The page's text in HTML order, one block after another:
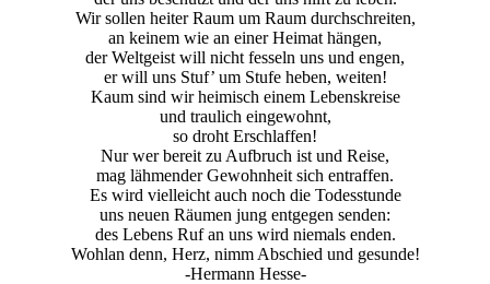
Wir sollen heiter Raum um Raum durchschreiten,
an keinem wie an einer Heimat hängen,
der Weltgeist will nicht fesseln uns und engen,
er will uns Stuf’ um Stufe heben, weiten!
Kaum sind wir heimisch einem Lebenskreise
und traulich eingewohnt,
so droht Erschlaffen!
Nur wer bereit zu Aufbruch ist und Reise,
mag lähmender Gewohnheit sich entraffen.
Es wird vielleicht auch noch die Todesstunde
uns neuen Räumen jung entgegen senden:
des Lebens Ruf an uns wird niemals enden.
Wohlan denn, Herz, nimm Abschied und gesunde!
-Hermann Hesse-